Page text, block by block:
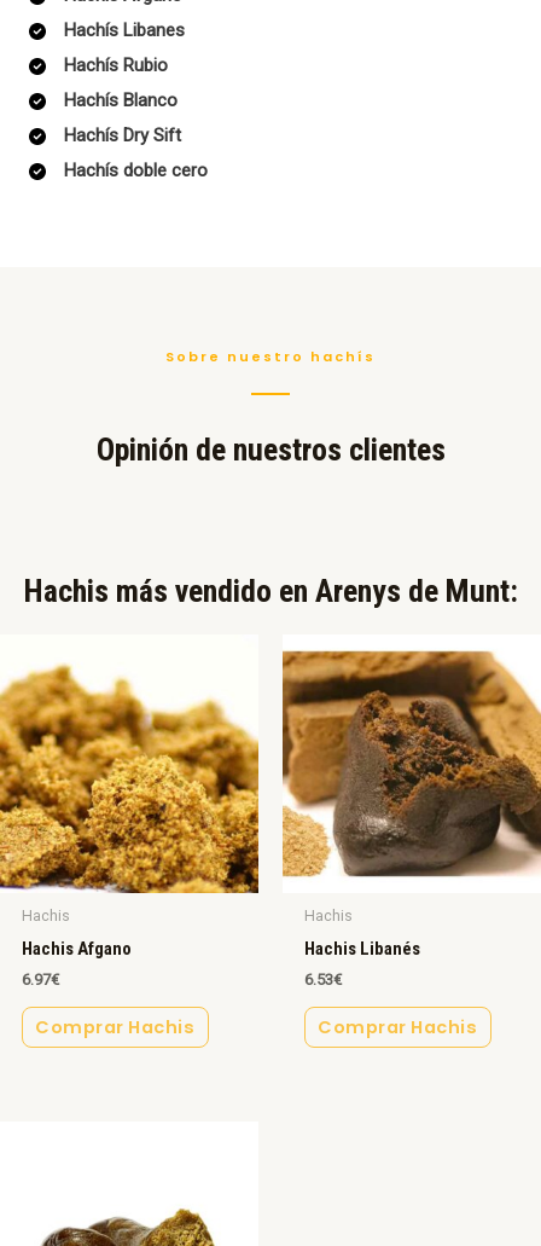
Hachís Libanes
Hachís Rubio
Hachís Blanco
Hachís Dry Sift
Hachís doble cero
Sobre nuestro hachís
Opinión de nuestros clientes
Hachis más vendido en Arenys de Munt:​
Hachis
Hachis Afgano
6.97€
Comprar Hachis
Hachis
Hachis Libanés
6.53€
Comprar Hachis